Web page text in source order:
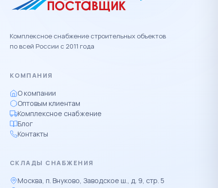
Комплексное снабжение строительных объектов
по всей России с 2011 года
КОМПАНИЯ
О компании
Оптовым клиентам
Комплексное снабжение
Блог
Контакты
СКЛАДЫ СНАБЖЕНИЯ
Москва, п. Внуково, Заводское ш., д. 9, стр. 5